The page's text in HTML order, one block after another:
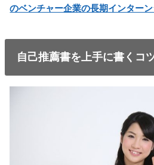
のベンチャー企業の長期インター
自己推薦書を上手に書くコ